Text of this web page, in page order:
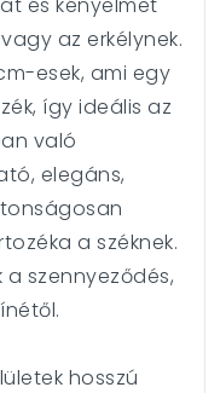
az erkélynek.
esek, ami egy
így ideális az
való
elegáns,
a széknek.
szennyeződés,
hosszú